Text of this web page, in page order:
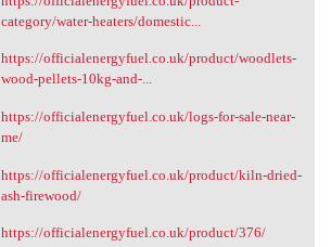
category/water-heaters/domestic...
https://officialenergyfuel.co.uk/product/woodlets-
wood-pellets-10kg-and-...
https://officialenergyfuel.co.uk/logs-for-sale-near-
me/
https://officialenergyfuel.co.uk/product/kiln-dried-
ash-firewood/
https://officialenergyfuel.co.uk/product/376/